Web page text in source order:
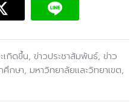
เกิดขึ้น, ข่าวประชาสัมพันธ์, ข่าว
ศึกษา, มหาวิทยาลัยและวิทยาเขต,